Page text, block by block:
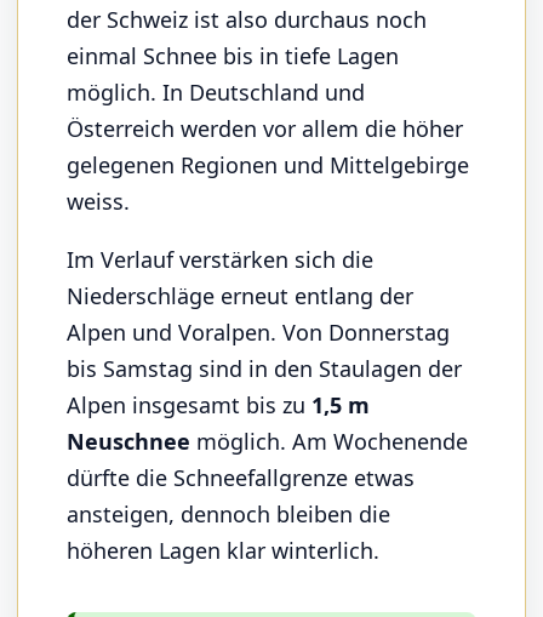
der Schweiz ist also durchaus noch
einmal Schnee bis in tiefe Lagen
möglich. In Deutschland und
Österreich werden vor allem die höher
gelegenen Regionen und Mittelgebirge
weiss.
Im Verlauf verstärken sich die
Niederschläge erneut entlang der
Alpen und Voralpen. Von Donnerstag
bis Samstag sind in den Staulagen der
Alpen insgesamt bis zu 1,5 m
Neuschnee möglich. Am Wochenende
dürfte die Schneefallgrenze etwas
ansteigen, dennoch bleiben die
höheren Lagen klar winterlich.